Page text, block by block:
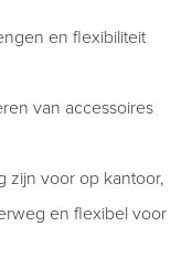
en flexibiliteit
van accessoires
zijn voor op kantoor,
en flexibel voor